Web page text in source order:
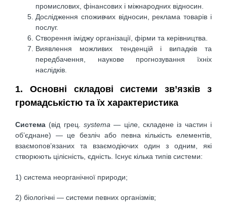
промислових, фінансових і міжнародних відносин.
Дослідження споживчих відносин, реклама товарів і
послуг.
Створення іміджу організації, фірми та керівництва.
Виявлення можливих тенденцій і випадків та
передбачення, наукове прогнозування їхніх
наслідків.
1. Основні складові системи зв’язків з
громадськістю та їх характеристика
Система (від грец.systema — ціле, складене із частин і
об’єднане) — це безліч або певна кількість елементів,
взаємопов’язаних та взаємодіючих один з одним, які
створюють цілісність, єдність. Існує кілька типів системи:
1) система неорганічної природи;
2) біологічні — системи певних організмів;